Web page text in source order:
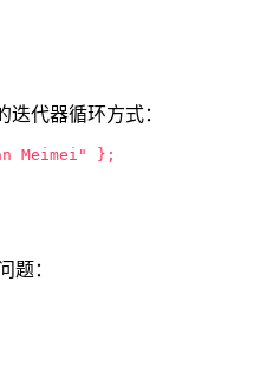
代器循环方式：
Meimei" };
题：